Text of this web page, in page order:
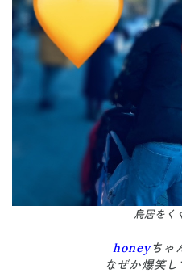
鳥居をく
honeyちゃ
なぜか爆笑